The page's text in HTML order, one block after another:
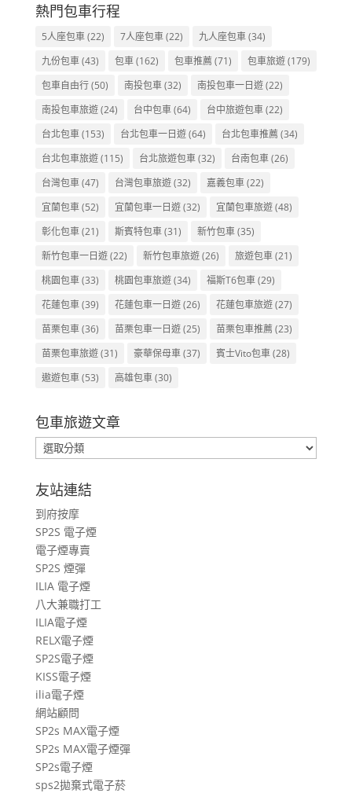
熱門包車行程
5人座包車(22) 7人座包車(22) 九人座包車(34)
九份包車(43) 包車(162) 包車推薦(71) 包車旅遊(179)
包車自由行(50) 南投包車(32) 南投包車一日遊(22)
南投包車旅遊(24) 台中包車(64) 台中旅遊包車(22)
台北包車(153) 台北包車一日遊(64) 台北包車推薦(34)
台北包車旅遊(115) 台北旅遊包車(32) 台南包車(26)
台灣包車(47) 台灣包車旅遊(32) 嘉義包車(22)
宜蘭包車(52) 宜蘭包車一日遊(32) 宜蘭包車旅遊(48)
彰化包車(21) 斯賓特包車(31) 新竹包車(35)
新竹包車一日遊(22) 新竹包車旅遊(26) 旅遊包車(21)
桃園包車(33) 桃園包車旅遊(34) 福斯T6包車(29)
花蓮包車(39) 花蓮包車一日遊(26) 花蓮包車旅遊(27)
苗栗包車(36) 苗栗包車一日遊(25) 苗栗包車推薦(23)
苗栗包車旅遊(31) 豪華保母車(37) 賓士Vito包車(28)
遨遊包車(53) 高雄包車(30)
包車旅遊文章
包
車
旅
遊
文
章
友站連結
到府按摩
SP2S 電子煙
電子煙專賣
SP2S 煙彈
ILIA 電子煙
八大兼職打工
ILIA電子煙
RELX電子煙
SP2S電子煙
KISS電子煙
ilia電子煙
網站顧問
SP2s MAX電子煙
SP2s MAX電子煙彈
SP2s電子煙
sps2拋棄式電子菸